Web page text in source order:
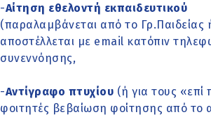
-Αίτηση εθελοντή εκπαιδευτικού
(παραλαμβάνεται από το Γρ.Παιδείας
αποστέλλεται με email κατόπιν
συνεννόησης,
-Αντίγραφο πτυχίου (ή για τους «επί
φοιτητές βεβαίωση φοίτησης από το